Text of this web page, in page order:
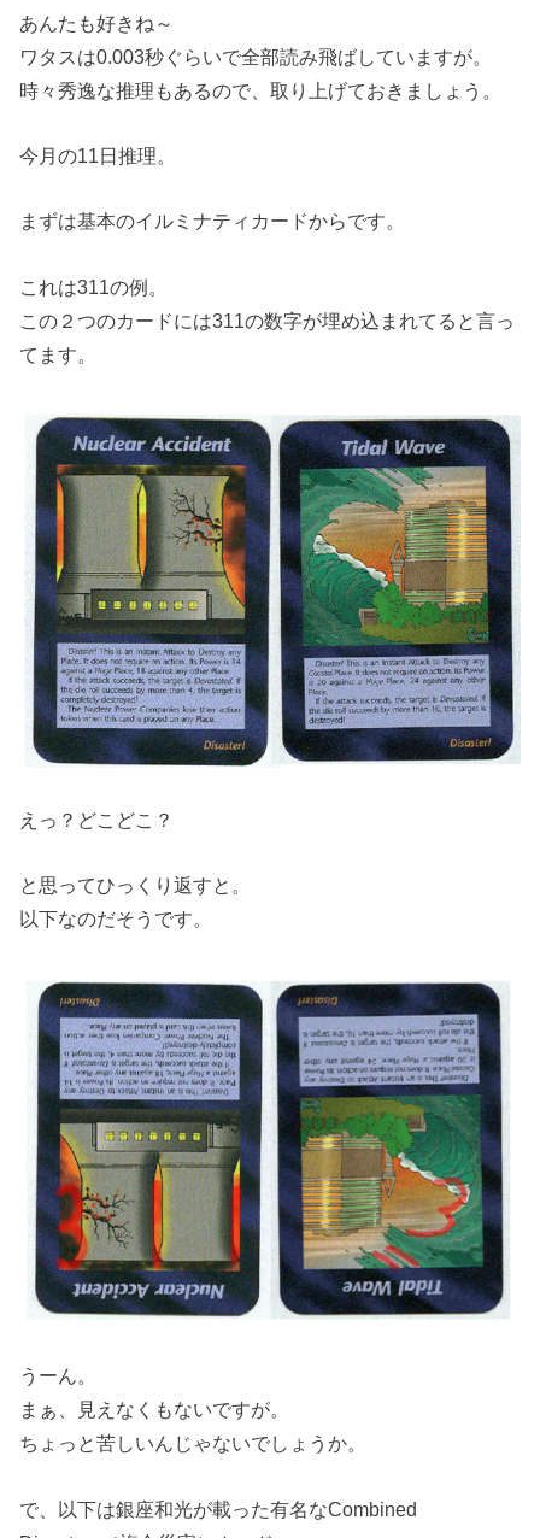
あんたも好きね～
ワタスは0.003秒ぐらいで全部読み飛ばしていますが。
時々秀逸な推理もあるので、取り上げておきましょう。
今月の11日推理。
まずは基本のイルミナティカードからです。
これは311の例。
この２つのカードには311の数字が埋め込まれてると言っ
てます。
えっ？どこどこ？
と思ってひっくり返すと。
以下なのだそうです。
うーん。
まぁ、見えなくもないですが。
ちょっと苦しいんじゃないでしょうか。
で、以下は銀座和光が載った有名なCombined